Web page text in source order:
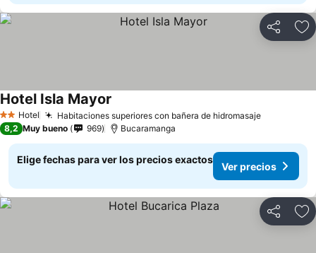
Compartir
2 Estrellas
Hotel Habitaciones superiores con bañera de hidromasajeVer
Hotel Isla Mayor
8,2 Muy bueno 969 Bucaramanga
Elige fechas para ver los precios exactos
Ver precios
Compartir